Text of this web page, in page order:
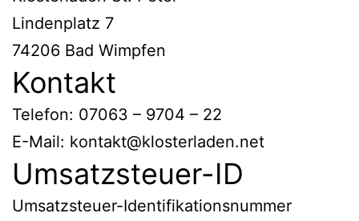
Lindenplatz 7
74206 Bad Wimpfen
Kontakt
Telefon: 07063 – 9704 – 22
E-Mail: kontakt@klosterladen.net
Umsatzsteuer-ID
Umsatzsteuer-Identifikationsnummer